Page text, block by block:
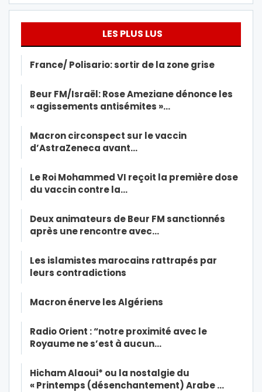
LES PLUS LUS
France/ Polisario: sortir de la zone grise
Beur FM/Israël: Rose Ameziane dénonce les
« agissements antisémites »…
Macron circonspect sur le vaccin
d’AstraZeneca avant…
Le Roi Mohammed VI reçoit la première dose
du vaccin contre la…
Deux animateurs de Beur FM sanctionnés
après une rencontre avec…
Les islamistes marocains rattrapés par
leurs contradictions
Macron énerve les Algériens
Radio Orient : “notre proximité avec le
Royaume ne s’est à aucun…
Hicham Alaoui* ou la nostalgie du
« Printemps (désenchantement) Arabe …